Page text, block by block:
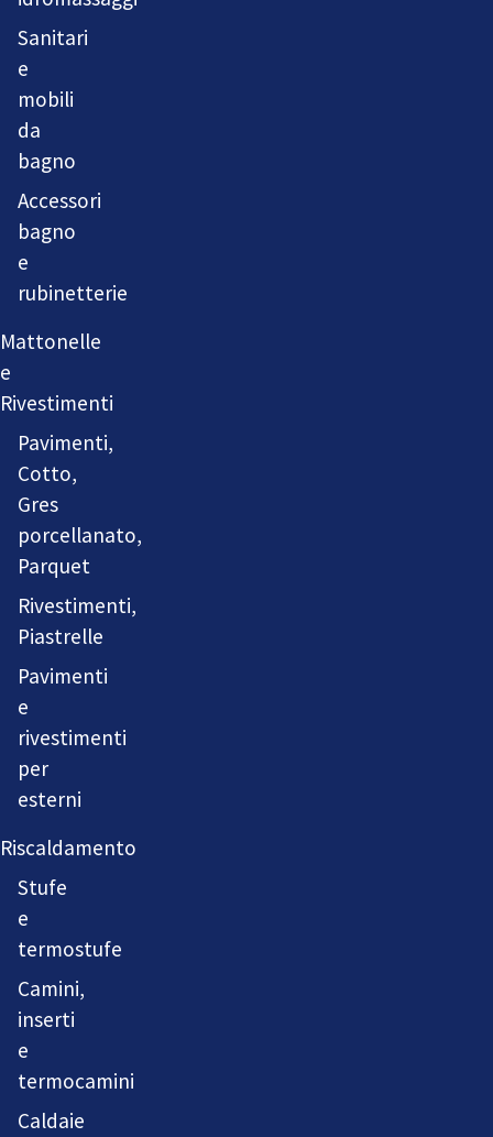
Sanitari
e
mobili
da
bagno
Accessori
bagno
e
rubinetterie
Mattonelle
e
Rivestimenti
Pavimenti,
Cotto,
Gres
porcellanato,
Parquet
Rivestimenti,
Piastrelle
Pavimenti
e
rivestimenti
per
esterni
Riscaldamento
Stufe
e
termostufe
Camini,
inserti
e
termocamini
Caldaie